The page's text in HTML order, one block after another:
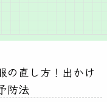
の直し方！出かけ
防法